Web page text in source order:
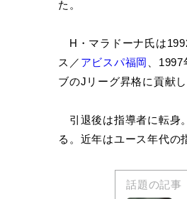
た。
H・マラドーナ氏は
ス／ アビスパ福岡 、
ブのJリーグ昇格に貢献
引退後は指導者に転身
る。近年はユース年代の
話題の記事